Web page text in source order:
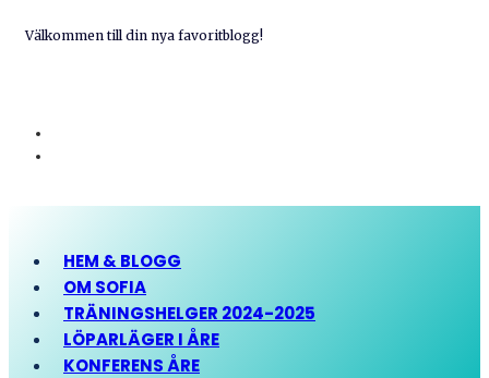
Välkommen till din nya favoritblogg!
HEM & BLOGG
OM SOFIA
TRÄNINGSHELGER 2024-2025
LÖPARLÄGER I ÅRE
KONFERENS ÅRE